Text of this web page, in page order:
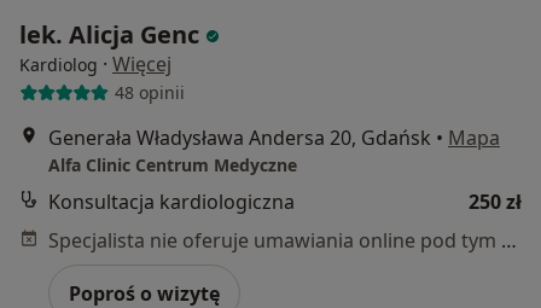
lek. Alicja Genc
Kardiolog · Więcej
48 opinii
Generała Władysława Andersa 20, Gdańsk • Mapa
Alfa Clinic Centrum Medyczne
Konsultacja kardiologiczna
250 zł
Specjalista nie oferuje umawiania online pod tym adresem.
Poproś o wizytę